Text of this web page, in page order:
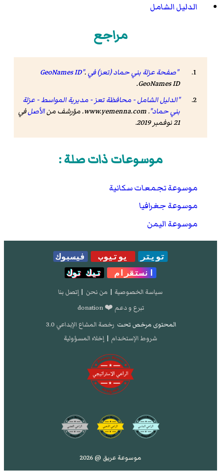
الدليل الشامل
مراجع
"صفحة عزلة بني حماد (تعز) في GeoNames ID".
GeoNames ID
.
"الدليل الشامل - محافظة تعز - مديرية المواسط - عزلة
بني حماد".
www.yemenna.com. مؤرشف منالأصلفي
21 نوفمبر 2019
.
موسوعات ذات صلة :
موسوعة تجمعات سكانية
موسوعة جغرافيا
موسوعة اليمن
تويتر يوتيوب
فيسبوك
انستقرام
تيك توك
سياسة الخصوصية | من نحن | إتصل بنا
تبرع و دعم ❤️ donation
المحتوى مرخص تحت رخصة المشاع الإبداعي 3.0
شروط الإستخدام | إخلاء المسؤولية
موسوعة عريق @ 2026